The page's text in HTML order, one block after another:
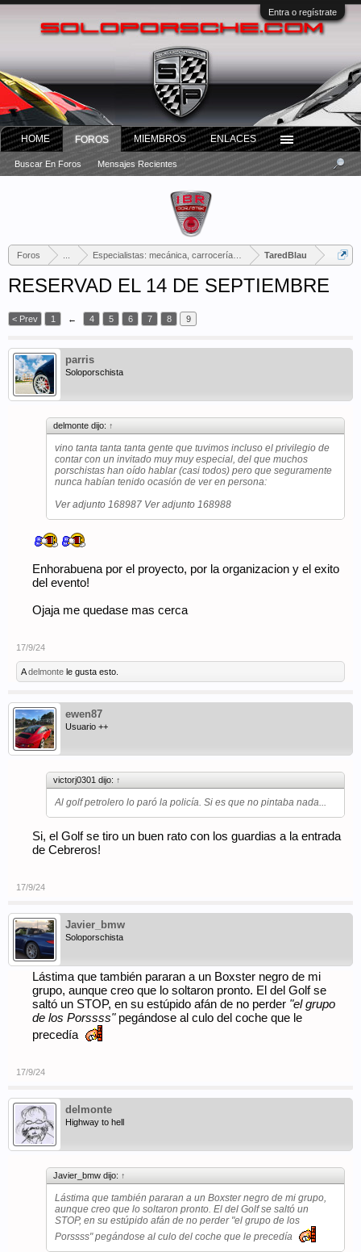
Entra o regístrate
Foros Especialistas: mecánica, carrocería, tapicería...TaredBlau
RESERVAD EL 14 DE SEPTIEMBRE
< Prev 1 ← 4 5 6 7 8 9
parris
Soloporschista
delmonte dijo: ↑
vino tanta tanta tanta gente que tuvimos incluso el privilegio de
contar con un invitado muy muy especial, del que muchos
porschistas han oído hablar (casi todos) pero que seguramente
nunca habían tenido ocasión de ver en persona:
Ver adjunto 168987 Ver adjunto 168988
Enhorabuena por el proyecto, por la organizacion y el exito
del evento!
Ojaja me quedase mas cerca
17/9/24
Adelmonte le gusta esto.
ewen87
Usuario ++
victorj0301 dijo: ↑
Al golf petrolero lo paró la policía. Si es que no pintaba nada...
Si, el Golf se tiro un buen rato con los guardias a la entrada
de Cebreros!
17/9/24
Javier_bmw
Soloporschista
Lástima que también pararan a un Boxster negro de mi
grupo, aunque creo que lo soltaron pronto. El del Golf se
saltó un STOP, en su estúpido afán de no perder "el grupo
de los Porssss"pegándose al culo del coche que le
precedía
17/9/24
delmonte
Highway to hell
Javier_bmw dijo: ↑
Lástima que también pararan a un Boxster negro de mi grupo,
aunque creo que lo soltaron pronto. El del Golf se saltó un
STOP, en su estúpido afán de no perder "el grupo de los
Porssss"pegándose al culo del coche que le precedía
HOME FOROS
Buscar En Foros Mensajes Recientes
MIEMBROS ENLACES